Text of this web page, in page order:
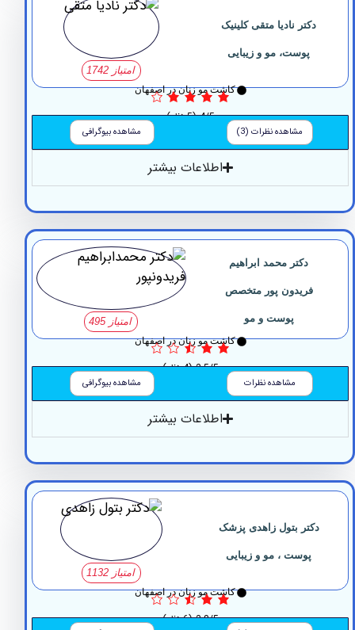
نادیا متقی کلینیک
پوست، مو و زیبایی
کاشت مو زنان در اصفهان
4/5 (5 نظر)
مشاهده نظرات (3) مشاهده بیوگرافی
اطلاعات بیشتر
دکتر محمد ابراهیم
فریدون پور متخصص
پوست و مو
کاشت مو زنان در اصفهان
2.5/5 (4 نظر)
مشاهده نظرات مشاهده بیوگرافی
اطلاعات بیشتر
بتول زاهدی پزشک
پوست ، مو و زیبایی
کاشت مو زنان در اصفهان
2.8/5 (6 نظر)